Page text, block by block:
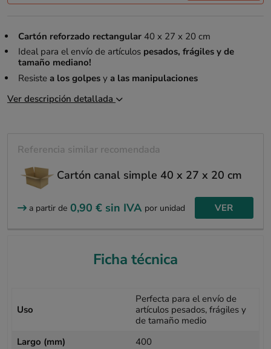
Cartón reforzado rectangular40 x 27 x 20 cm
Ideal para el envío de artículos pesados, frágiles y de
tamaño mediano!
Resiste a los golpesy a las manipulaciones
Ver descripción detallada
Referencia similar recomendada
Cartón canal simple 40 x 27 x 20 cm
a partir de 0,90 € sin IVA por unidad VER
Ficha técnica
Uso
Perfecta para el envío de
artículos pesados, frágiles y
de tamaño medio
Largo (mm)
400